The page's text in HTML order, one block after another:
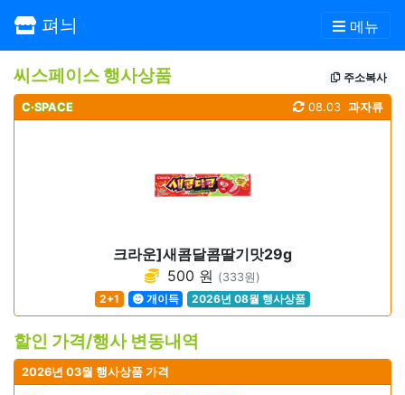
펴늬 메뉴
씨스페이스 행사상품 주소복사
C·SPACE 과자류
08.03
크라운]새콤달콤딸기맛29g
500 원 (333원)
2+1
개이득 2026년 08월 행사상품
할인 가격/행사 변동내역
2026년 03월 행사상품 가격